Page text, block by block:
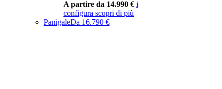
A partire da 14.990 € i
configura scopri di più
PanigaleDa 16.790 €